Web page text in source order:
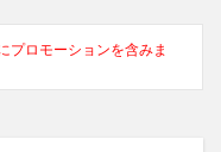
プロモーションを含みま